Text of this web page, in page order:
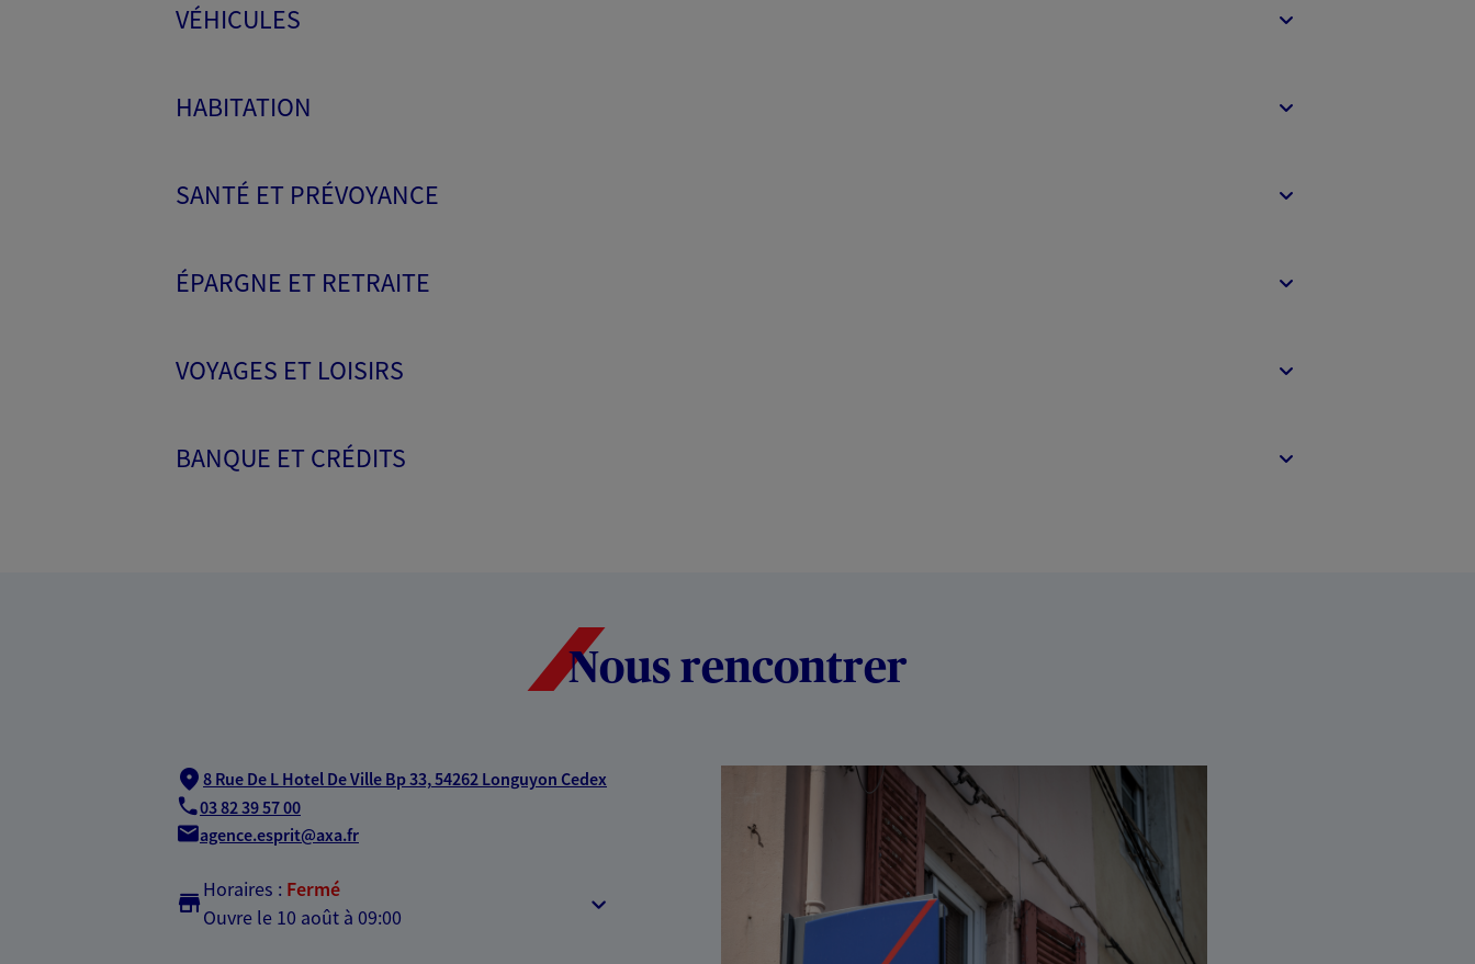
VÉHICULES
HABITATION
SANTÉ ET PRÉVOYANCE
ÉPARGNE ET RETRAITE
VOYAGES ET LOISIRS
BANQUE ET CRÉDITS
Nous rencontrer
8 Rue De L Hotel De Ville Bp 33,54262 Longuyon Cedex
03 82 39 57 00
agence.esprit@axa.fr
Horaires : Fermé
Ouvre le 10 août à 09:00